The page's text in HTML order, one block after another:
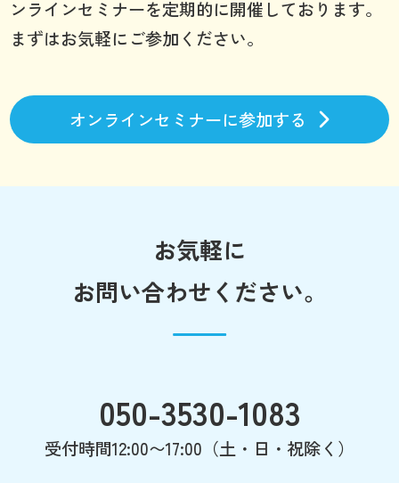
ンラインセミナーを定期的に開催しております。
まずはお気軽にご参加ください。
オンラインセミナーに参加する
お気軽に
お問い合わせください。
050-3530-1083
受付時間12:00〜17:00（土・日・祝除く）